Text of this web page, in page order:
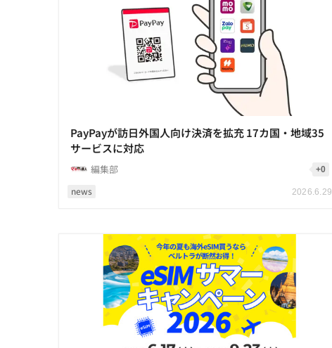
news 2026.6.29
PayPayが訪日外国人向け決済を拡充 17カ国・地域35
サービスに対応
編集部 +0